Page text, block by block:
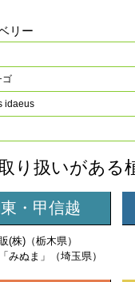
リー
ゴ
idaeus
り扱いがある
・甲信越
(株)（栃木県）
みぬま」（埼玉県）